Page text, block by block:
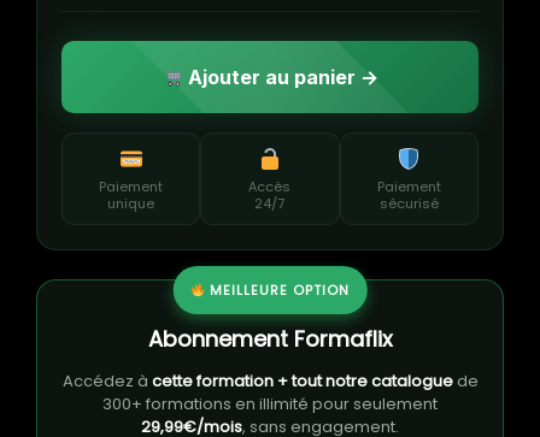
Ajouter au panier →
Paiement
unique
Accès
24/7
Paiement
sécurisé
MEILLEURE OPTION
Abonnement Formaflix
Accédez à cette formation + tout notre cataloguede
300+ formations en illimité pour seulement
29,99€/mois, sans engagement.